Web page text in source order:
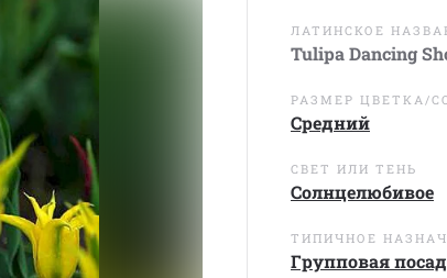
ЛАТИНСКОЕ
Tulipa Dancing
РАЗМЕР ЦВЕТКА/
Средний
СВЕТ ИЛИ ТЕНЬ
Солнцелюбивое
ТИПИЧНОЕ
Групповая